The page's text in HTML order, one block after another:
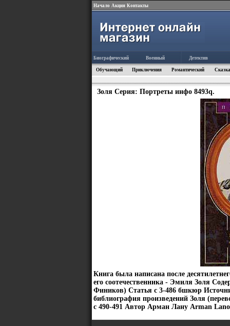
Начало Акция Контакты
Биографический Военный Детектив
Обучающий Приключения Романтический
Золя Серия: Портреты инфо 8493q.
Книга была написана после
его соотечественника - Эмиля Золя
Фиников) Статья c 3-486 бшкюр
библиография произведений Золя
c 490-491 Автор Арман Лану Arman